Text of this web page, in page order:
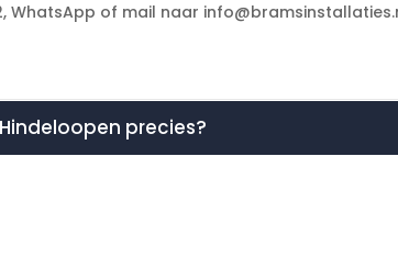
WhatsApp of mail naar
precies?